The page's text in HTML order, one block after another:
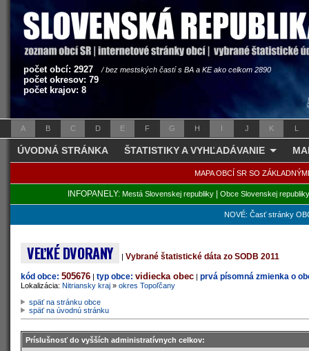
počet obcí: 2927 / bez mestských častí s BA a KE ako celkom 2890
počet okresov: 79
počet krajov: 8
A B C D E F G H I J K L
ÚVODNÁ STRÁNKA ŠTATISTIKY A VYHĽADÁVANIE
MAPA OBCÍ SR SO
INFOPANELY: Mestá Slovenskej republiky| Obce Slovenskej republiky
NOVÉ: Časť stránky
VEĽKÉ DVORANY |Vybrané štatistické dáta zo SODB 2011
kód obce: 505676 | typ obce: vidiecka obec | prvá písomná zmienka o
Lokalizácia: Nitriansky kraj » okres Topoľčany
späť na stránku obce
späť na úvodnú stránku
Príslušnosť do vyšších administratívnych celkov: